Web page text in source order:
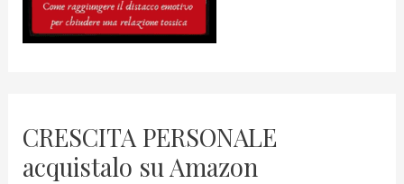
CRESCITA PERSONALE
acquistalo su Amazon